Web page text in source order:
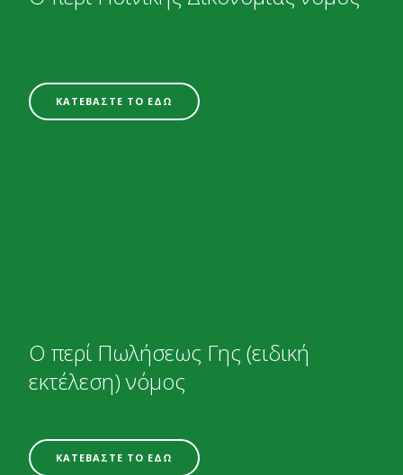
ΚΑΤΕΒΑΣΤΕ ΤΟ ΕΔΩ
Ο περί Πωλήσεως Γης (ειδική
εκτέλεση) νόμος
ΚΑΤΕΒΑΣΤΕ ΤΟ ΕΔΩ